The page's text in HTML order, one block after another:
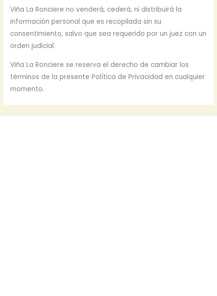
Viña La Ronciere no venderá, cederá, ni distribuirá la
información personal que es recopilada sin su
consentimiento, salvo que sea requerido por un juez con un
orden judicial.
Viña La Ronciere se reserva el derecho de cambiar los
términos de la presente Política de Privacidad en cualquier
momento.